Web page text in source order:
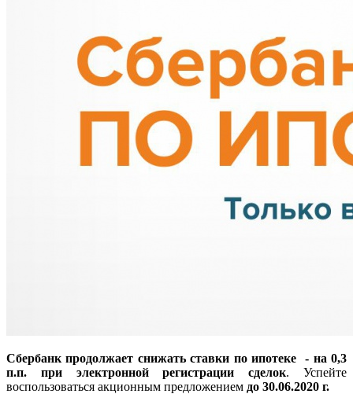
Сбербанк продолжает снижать ставки по ипотеке - на 0,3
п.п. при электронной регистрации сделок. Успейте
воспользоваться акционным предложением до 30.06.2020 г.